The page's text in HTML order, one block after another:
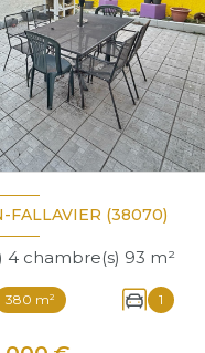
FALLAVIER (38070)
Maison 5 pièce(s) 4 chambre(s) 93 m²
380 m² 1